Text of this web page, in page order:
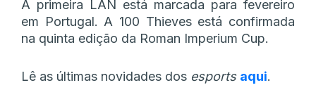
A primeira LAN está marcada para fevereiro
em Portugal. A 100 Thieves está confirmada
na quinta edição da Roman Imperium Cup.
Lê as últimas novidades dos esports aqui.